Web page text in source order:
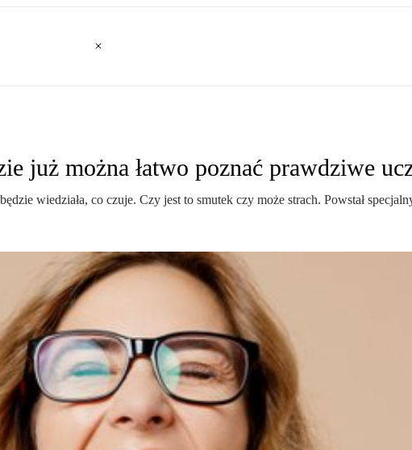
już można łatwo poznać prawdziwe
wiedziała, co czuje. Czy jest to smutek czy może strach. Powstał